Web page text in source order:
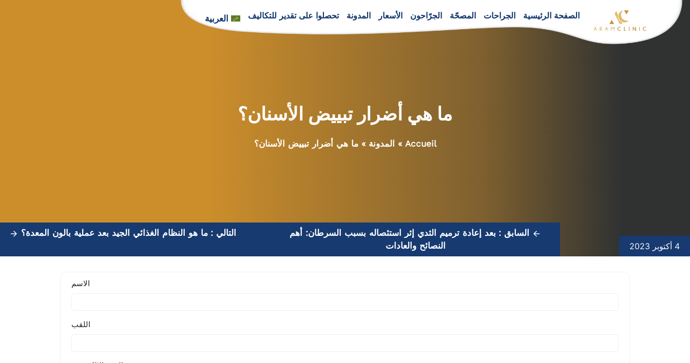
الصفحة الرئيسية الجراحات المصحّة الجرّاحون الأسعار المدونة تحصلوا على تقدير للتكاليف العربية
ما هي أضرار تبييض الأسنان؟
Accueil
» المدونة »ما هي أضرار تبييض الأسنان؟
4 أكتوبر 2023
السابق : بعد إعادة ترميم الثدي إثر استئصاله بسبب السرطان: أهم
النصائح والعادات
التالي : ما هو النظام الغذائي الجيد بعد عملية بالون المعدة؟